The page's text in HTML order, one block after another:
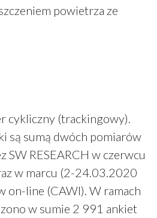
powietrza ze
cykliczny (trackingowy).
są sumą dwóch pomiarów
SW RESEARCH w czerwcu
w marcu (2-24.03.2020
on-line (CAWI). W ramach
w sumie 2 991 ankiet